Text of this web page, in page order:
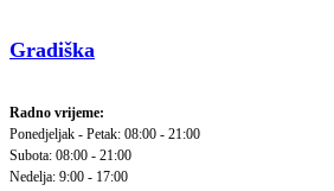
Gradiška
Radno vrijeme:
Ponedjeljak - Petak: 08:00 - 21:00
Subota: 08:00 - 21:00
Nedelja: 9:00 - 17:00